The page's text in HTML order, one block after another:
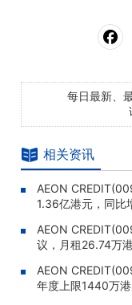
每日最新、
相关资讯
AEON
1.36亿港元，同比
AEON
议，月租26.74万
AEON
年度上限1440万